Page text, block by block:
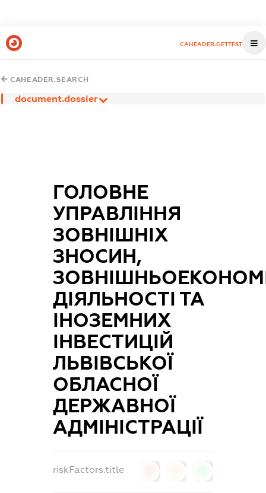
CAHEADER.GETTEST
CAHEADER.SEARCH
document.dossier
ГОЛОВНЕ
УПРАВЛІННЯ
ЗОВНІШНІХ
ЗНОСИН,
ДІЯЛЬНОСТІ ТА
ІНОЗЕМНИХ
ІНВЕСТИЦІЙ
ЛЬВІВСЬКОЇ
ОБЛАСНОЇ
ДЕРЖАВНОЇ
АДМІНІСТРАЦІЇ
riskFactors.title